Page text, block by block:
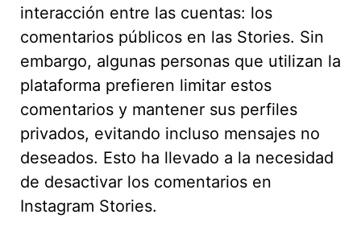
interacción entre las cuentas: los
comentarios públicos en las Stories. Sin
embargo, algunas personas que utilizan la
plataforma prefieren limitar estos
comentarios y mantener sus perfiles
privados, evitando incluso mensajes no
deseados. Esto ha llevado a la necesidad
de desactivar los comentarios en
Instagram Stories.